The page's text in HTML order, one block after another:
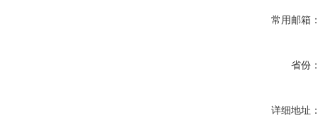
常用邮箱
省份
详细地址